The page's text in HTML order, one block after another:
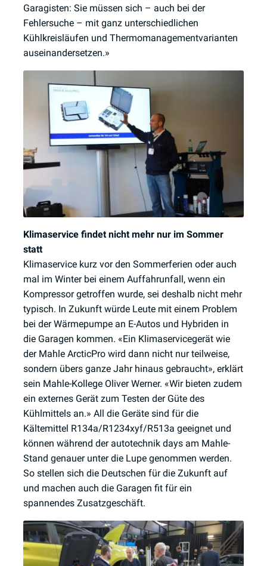
Garagisten: Sie müssen sich – auch bei der
Fehlersuche – mit ganz unterschiedlichen
Kühlkreisläufen und Thermomanagementvarianten
auseinandersetzen.»
Klimaservice findet nicht mehr nur im Sommer
statt
Klimaservice kurz vor den Sommerferien oder auch
mal im Winter bei einem Auffahrunfall, wenn ein
Kompressor getroffen wurde, sei deshalb nicht mehr
typisch. In Zukunft würde Leute mit einem Problem
bei der Wärmepumpe an E-Autos und Hybriden in
die Garagen kommen. «Ein Klimaservicegerät wie
der Mahle ArcticPro wird dann nicht nur teilweise,
sondern übers ganze Jahr hinaus gebraucht», erklärt
sein Mahle-Kollege Oliver Werner. «Wir bieten zudem
ein externes Gerät zum Testen der Güte des
Kühlmittels an.» All die Geräte sind für die
Kältemittel R134a/R1234xyf/R513a geeignet und
können während der autotechnik days am Mahle-
Stand genauer unter die Lupe genommen werden.
So stellen sich die Deutschen für die Zukunft auf
und machen auch die Garagen fit für ein
spannendes Zusatzgeschäft.